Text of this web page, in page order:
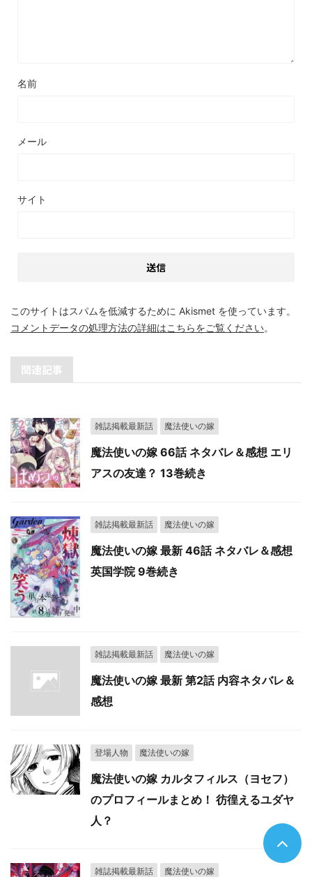
名前
メール
サイト
このサイトはスパムを低減するために Akismet を使っています。
コメントデータの処理方法の詳細はこちらをご覧ください。
関連記事
雑誌掲載最新話 魔法使いの嫁
魔法使いの嫁 66話 ネタバレ＆感想 エリ
アスの友達？ 13巻続き
雑誌掲載最新話 魔法使いの嫁
魔法使いの嫁 最新 46話 ネタバレ＆感想
英国学院 9巻続き
雑誌掲載最新話 魔法使いの嫁
魔法使いの嫁 最新 第2話 内容ネタバレ＆
感想
登場人物 魔法使いの嫁
魔法使いの嫁 カルタフィルス（ヨセフ）
のプロフィールまとめ！ 彷徨えるユダヤ
人？
雑誌掲載最新話 魔法使いの嫁